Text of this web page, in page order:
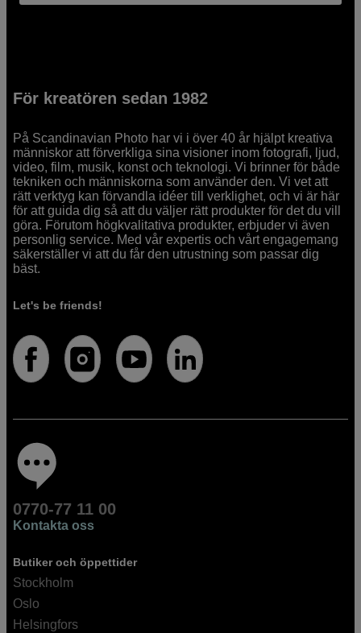
För kreatören sedan 1982
På Scandinavian Photo har vi i över 40 år hjälpt kreativa
människor att förverkliga sina visioner inom fotografi, ljud,
video, film, musik, konst och teknologi. Vi brinner för både
tekniken och människorna som använder den. Vi vet att
rätt verktyg kan förvandla idéer till verklighet, och vi är här
för att guida dig så att du väljer rätt produkter för det du vill
göra. Förutom högkvalitativa produkter, erbjuder vi även
personlig service. Med vår expertis och vårt engagemang
säkerställer vi att du får den utrustning som passar dig
bäst.
Let's be friends!
0770-77 11 00
Kontakta oss
Butiker och öppettider
Stockholm
Oslo
Helsingfors